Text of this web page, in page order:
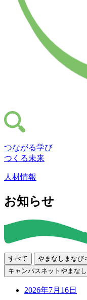
つながる学び
つくる未来
人材情報
お知らせ
すべて やまなしまなび
キャンパスネットやまなし
2026年7月16日